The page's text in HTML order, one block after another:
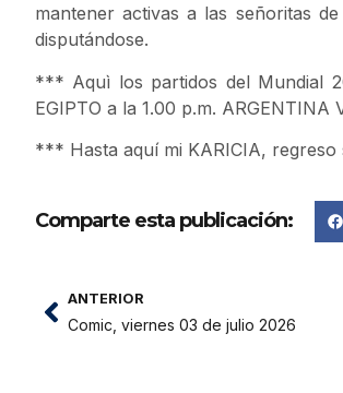
mantener activas a las señoritas
disputándose.
*** Aquì los partidos del Mundial
EGIPTO a la 1.00 p.m. ARGENTINA
*** Hasta aquí mi KARICIA, regreso
Comparte esta publicación:
ANTERIOR
Comic, viernes 03 de julio 2026